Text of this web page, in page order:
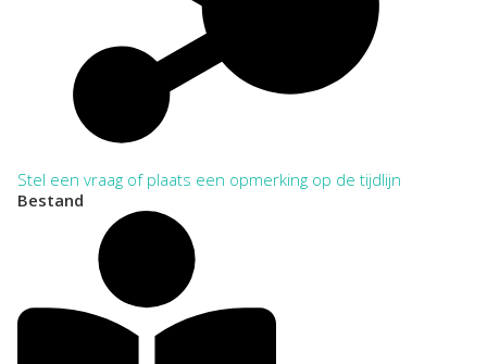
Stel een vraag of plaats een opmerking op de tijdlijn
Bestand